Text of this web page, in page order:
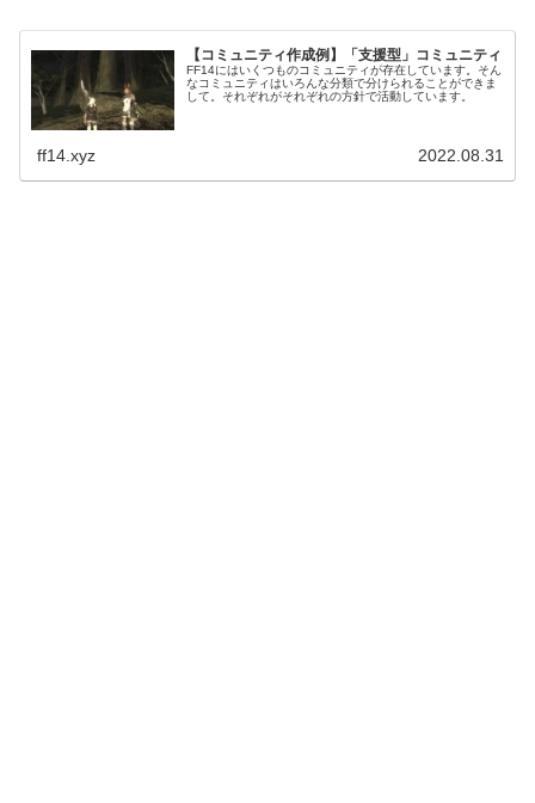
【コミュニティ作成例】「支援型」コミュニティ
FF14にはいくつものコミュニティが存在しています。そん
なコミュニティはいろんな分類で分けられることができま
して。それぞれがそれぞれの方針で活動しています。
ff14.xyz 2022.08.31